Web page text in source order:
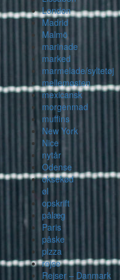
London
Madrid
Malmö
marinade
marked
marmelade/syltetøj
mellemøsten
mexicansk
morgenmad
muffins
New York
Nice
nytår
Odense
oksekød
øl
opskrift
pålæg
Paris
påske
pizza
rejse
Rejser – Danmark